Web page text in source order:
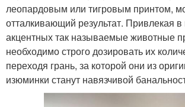
леопардовым или тигровым принтом,
отталкивающий результат. Привлекая в
акцентных так называемые животные
необходимо строго дозировать их
переходя грань, за которой они из
изюминки станут навязчивой